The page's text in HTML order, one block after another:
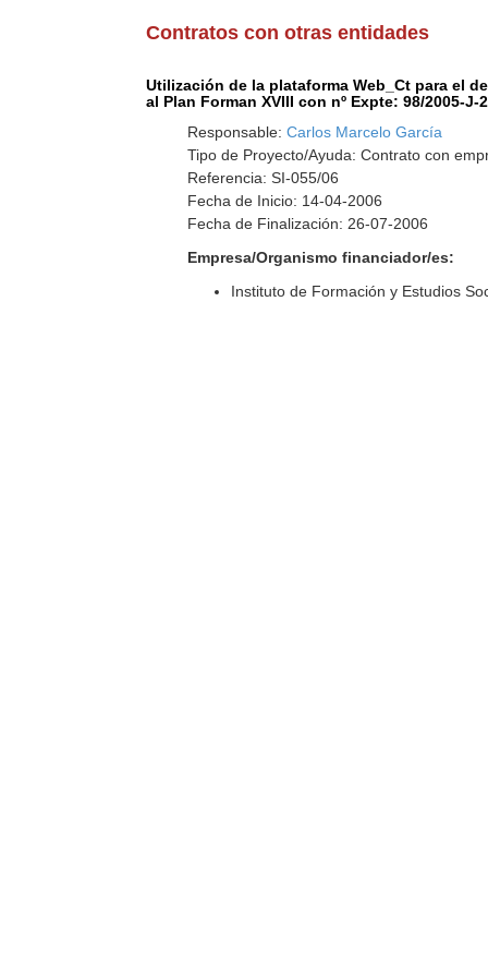
Contratos con otras entidades
Utilización de la plataforma Web_Ct para el
al Plan Forman XVIII con nº Expte: 98/2005-
Responsable:Carlos Marcelo García
Tipo de Proyecto/Ayuda: Contrato con
Referencia: SI-055/06
Fecha de Inicio: 14-04-2006
Fecha de Finalización: 26-07-2006
Empresa/Organismo financiador/es:
Instituto de Formación y Estudios